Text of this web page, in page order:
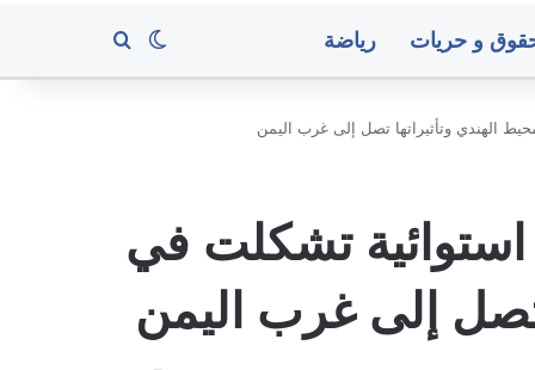
و حريات رياضة الوضع المظلم
بحث عن
الهندي وتأثيراتها تصل إلى غرب اليمن
تشكلت في
تصل إلى غرب اليمن
في
إب